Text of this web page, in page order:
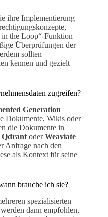
ihre Implementierung
the Loop“-Funktion
Überprüfungen der
sollten
kennen und gezielt
zugreifen?
Generation
Dokumente, Wikis oder
die Dokumente in
Qdrant oderWeaviate
Anfrage nach den
als Kontext für seine
brauche ich sie?
spezialisierten
dann empfohlen,